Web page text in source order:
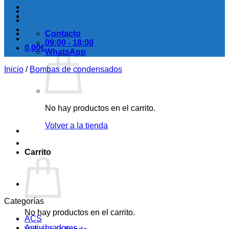
0,00€
No hay productos en el carrito.
Volver a la tienda
Carrito
No hay productos en el carrito.
Contacto
09:00 - 18:00
WhatsApp
Inicio / Bombas de condensados
Categorías
ACS